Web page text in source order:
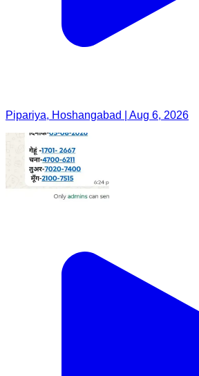
Pipariya, Hoshangabad | Aug 6, 2026